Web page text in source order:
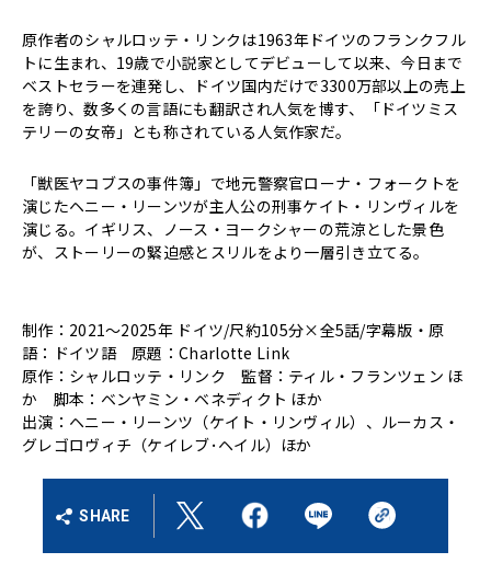
原作者のシャルロッテ・リンクは1963年ドイツのフランクフル
トに生まれ、19歳で小説家としてデビューして以来、今日まで
ベストセラーを連発し、ドイツ国内だけで3300万部以上の売上
を誇り、数多くの言語にも翻訳され人気を博す、「ドイツミス
テリーの女帝」とも称されている人気作家だ。
「獣医ヤコブスの事件簿」で地元警察官ローナ・フォークトを
演じたヘニー・リーンツが主人公の刑事ケイト・リンヴィルを
演じる。イギリス、ノース・ヨークシャーの荒涼とした景色
が、ストーリーの緊迫感とスリルをより一層引き立てる。
制作：2021～2025年 ドイツ/尺約105分×全5話/字幕版・原
語：ドイツ語 原題：Charlotte Link
原作：シャルロッテ・リンク 監督：ティル・フランツェン ほ
か 脚本：ベンヤミン・ベネディクト ほか
出演：ヘニー・リーンツ（ケイト・リンヴィル）、ルーカス・
グレゴロヴィチ（ケイレブ･ヘイル）ほか
SHARE